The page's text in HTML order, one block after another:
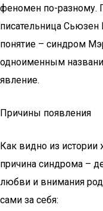
феномен по-разному.
писательница
понятие – синдром
одноименным
явление.
Причины появления
Как видно из
причина синдрома –
любви и внимания
сами за себя: